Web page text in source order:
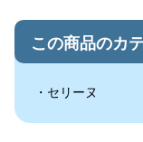
この商品のカ
セリーヌ